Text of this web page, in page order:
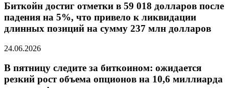
Биткойн достиг отметки в 59 018 долларов после
падения на 5%, что привело к ликвидации
длинных позиций на сумму 237 млн долларов
24.06.2026
В пятницу следите за биткоином: ожидается
резкий рост объема опционов на 10,6 миллиарда